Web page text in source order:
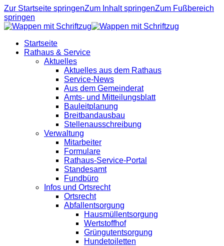
Zur Startseite springenZum Inhalt springenZum Fußbereich
springen
Startseite
Rathaus & Service
Aktuelles
Aktuelles aus dem Rathaus
Service-News
Aus dem Gemeinderat
Amts- und Mitteilungsblatt
Bauleitplanung
Breitbandausbau
Stellenausschreibung
Verwaltung
Mitarbeiter
Formulare
Rathaus-Service-Portal
Standesamt
Fundbüro
Infos und Ortsrecht
Ortsrecht
Abfallentsorgung
Hausmüllentsorgung
Wertstoffhof
Grüngutentsorgung
Hundetoiletten